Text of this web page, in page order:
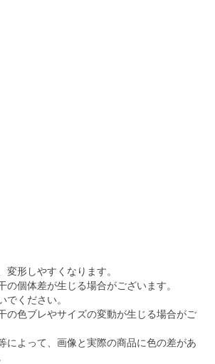
変形しやすくなります。
の個体差が生じる場合がございます。
でください。
の色ブレやサイズの変動が生じる場合がご
によって、画像と実際の商品に色の差があ